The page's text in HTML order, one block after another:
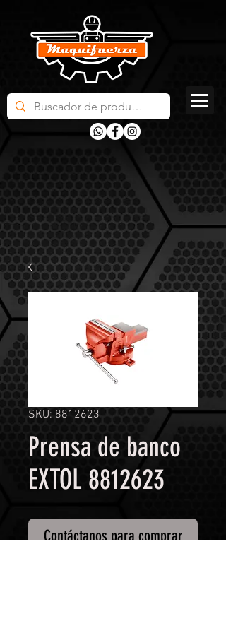
SKU: 8812623
Prensa de banco
EXTOL 8812623
Contáctanos para comprar